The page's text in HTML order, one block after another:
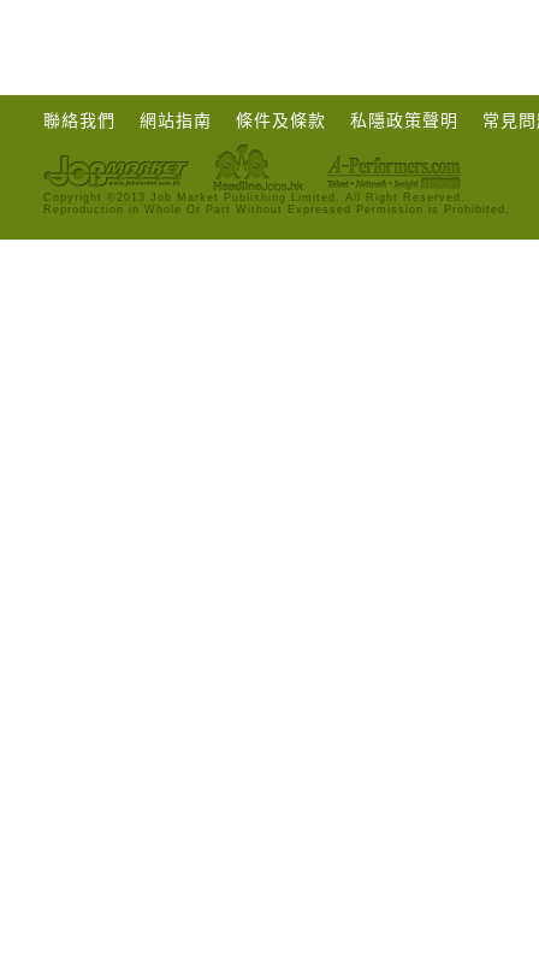
聯絡我們 網站指南 條件及條款 私隱政策聲明 常見
Copyright ©2013 Job Market Publishing Limited. All Right Reserved.
Reproduction in Whole Or Part Without Expressed Permission is Prohibited.